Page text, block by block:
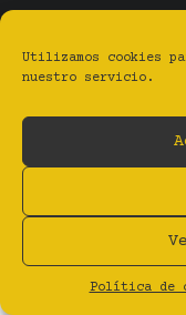
Utilizamos cookies
nuestro servicio.
Política de